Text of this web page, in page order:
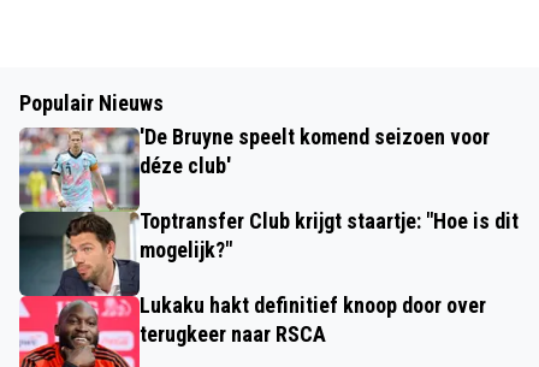
Populair Nieuws
'De Bruyne speelt komend seizoen voor
déze club'
Toptransfer Club krijgt staartje: "Hoe is dit
mogelijk?"
Lukaku hakt definitief knoop door over
terugkeer naar RSCA